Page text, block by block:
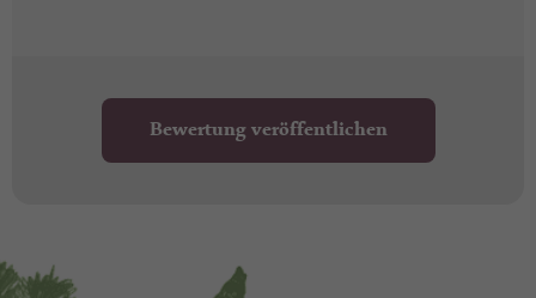
Bewertung veröffentlichen